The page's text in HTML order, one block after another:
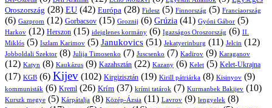
Oroszország (28) EU (42) Európa (28) Fidesz (5) Finnország (5) Franciaország
(6) Gazprom (12) Gorbacsov (15) Groznij (6) Grúzia (41) Gyóni Gábor (5)
Harkov (12) Herszon (15) ideiglenes kormány (6) Igazságos Oroszország (6) II.
Miklós (5) Iszlam Karimov (5) Janukovics (51) Jekatyerinburg (11) Jelcin (12)
Jobboldali Szektor (8) Julija Timosenko (7) Juscsenko (7) Kadirov (9) Karaganov
(12) Katyn (8) Kaukázus (9) Kazahsztán (22) Kazany (6) Kelet (5) Kelet-Ukrajna
(17) KGB (6) Kijev (102) Kirgizisztán (19) Kirill pátriárka (8) Kisinyov (9)
kommunisták (6) Kreml (26) Krím (37) krími tatárok (7) Kurmanbek Bakijev (10)
Kurszk megye (5) Kárpátalja (8) Közép-Ázsia (11) Lavrov (9) lengyelek (8)